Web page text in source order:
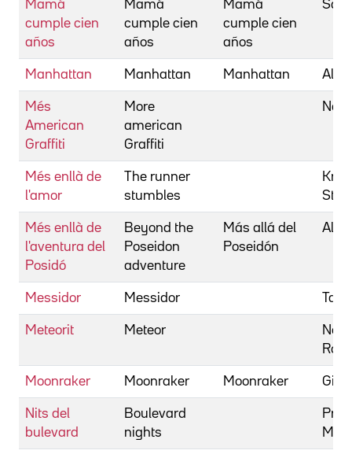
Mamá
cumple cien
años
Mamá
cumple cien
años
Mamá
cumple cien
años
Manhattan Manhattan Manhattan
Més
American
Graffiti
More
american
Graffiti
Més enllà de
l'amor
The runner
stumbles
Més enllà de
l'aventura del
Posidó
Beyond the
Poseidon
adventure
Más allá del
Poseidón
Messidor Messidor
Meteorit Meteor
Moonraker Moonraker Moonraker
Nits del
bulevard
Boulevard
nights